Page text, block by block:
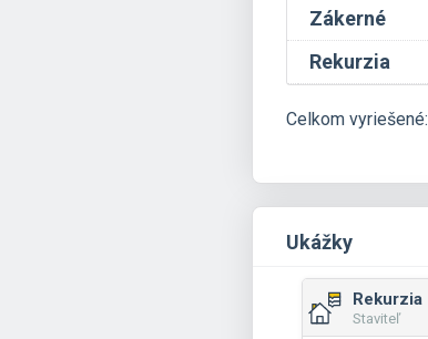
Zákerné
Rekurzia
Celkom vyriešené:
Ukážky
Rekurzia
Staviteľ